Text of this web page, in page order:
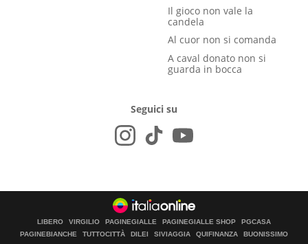
Il gioco non vale la
candela
Al cuor non si comanda
A caval donato non si
guarda in bocca
Seguici su
LIBERO VIRGILIO PAGINEGIALLE PAGINEGIALLE SHOP
PGCASA
PAGINEBIANCHE
TUTTOCITTÀ DILEI SIVIAGGIA QUIFINANZA
BUONISSIMO